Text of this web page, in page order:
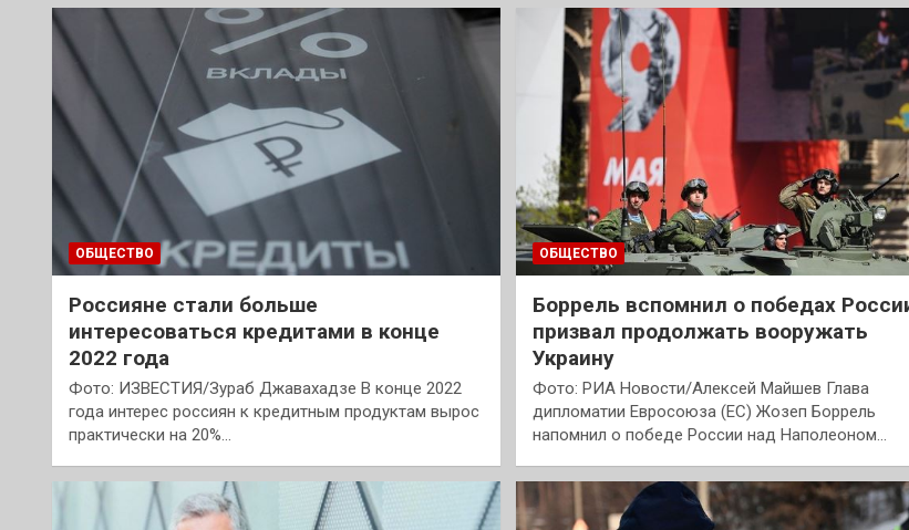
ОБЩЕСТВО
Россияне стали больше
интересоваться кредитами в конце
2022 года
Фото: ИЗВЕСТИЯ/Зураб Джавахадзе В конце 2022
года интерес россиян к кредитным продуктам вырос
практически на 20%…
ОБЩЕСТВО
Боррель вспомнил о победах
призвал продолжать вооружать
Украину
Фото: РИА Новости/Алексей Майшев Глава
дипломатии Евросоюза (ЕС) Жозеп Боррель
напомнил о победе России над Наполеоном…